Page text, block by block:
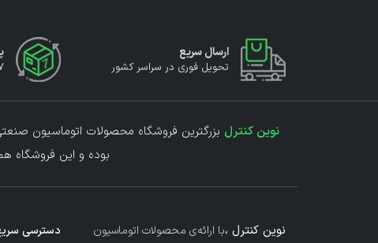
ارسال سریع
تحویل فوری در سراسر کشور 7 روز هفته
نوین کنترل بزرگترین فروشگاه محصولات اتوماسیون
بوده و این فروشگاه
نوین کنترل ،با ارائه‌ی محصولات اتوماسیون
دسترسی